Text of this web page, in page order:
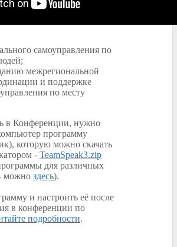
самоуправления по
межрегиональной
и поддержке
по месту
в Конференции, нужно
программу
которую можно скачать
- TeamSpeak3.zip
для различных
можно здесь).
и настроить её после
в конференции по
подробности.